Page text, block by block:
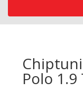
Polo 1.9